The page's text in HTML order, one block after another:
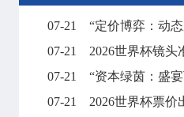
07-21
“定价博弈：动态票务
07-21
2026世界杯镜头准入新规
07-21
“资本绿茵：盛
07-21
2026世界杯票价出炉